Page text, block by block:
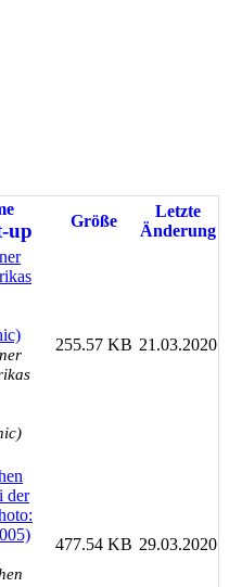
Größe
Letzte
Änderung
255.57 KB 21.03.2020
der
477.54 KB 29.03.2020